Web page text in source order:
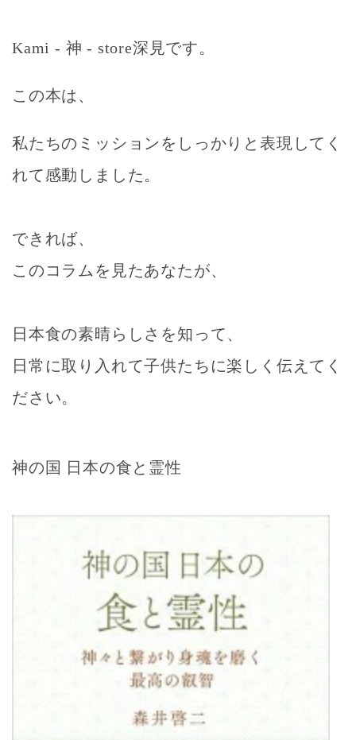
Kami - 神 - store深見です。
この本は、
私たちのミッションをしっかりと表現してく
れて感動しました。
できれば、
このコラムを見たあなたが、
日本食の素晴らしさを知って、
日常に取り入れて子供たちに楽しく伝えてく
ださい。
神の国 日本の食と霊性